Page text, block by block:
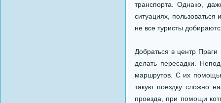
транспорта. Однако,
ситуациях,
не все туристы
Добраться в центр
делать пересадки.
маршрутов. С их
такую поездку сложно
проезда, при помощи